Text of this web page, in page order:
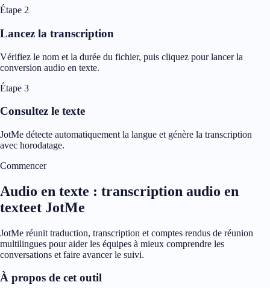
Étape 2
Lancez la transcription
Vérifiez le nom et la durée du fichier, puis cliquez pour lancer la
conversion audio en texte.
Étape 3
Consultez le texte
JotMe détecte automatiquement la langue et génère la transcription
avec horodatage.
Commencer
Audio en texte : transcription audio en
texteet JotMe
JotMe réunit traduction, transcription et comptes rendus de réunion
multilingues pour aider les équipes à mieux comprendre les
conversations et faire avancer le suivi.
À propos de cet outil